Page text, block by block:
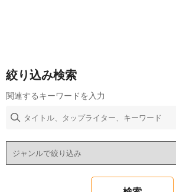
絞り込み検索
関連するキーワードを入力